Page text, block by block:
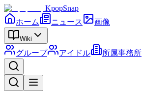
KpopSnap
ホーム
ニュース 画像
Wiki
グループ アイドル 所属事務所